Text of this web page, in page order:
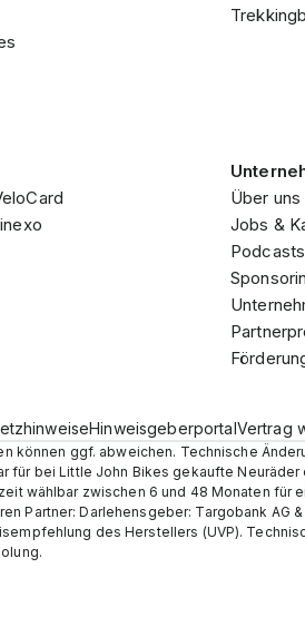
Über uns
Jobs &
Podcasts
HinweisgeberportalVertrag
können ggf. abweichen. Technische
für bei Little John Bikes gekaufte Neuräder
wählbar zwischen 6 und 48 Monaten für
Partner: Darlehensgeber: Targobank AG
des Herstellers (UVP).